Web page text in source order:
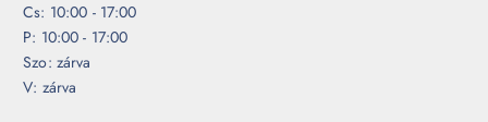
Cs: 10:00 - 17:00
P: 10:00 - 17:00
Szo: zárva
V: zárva